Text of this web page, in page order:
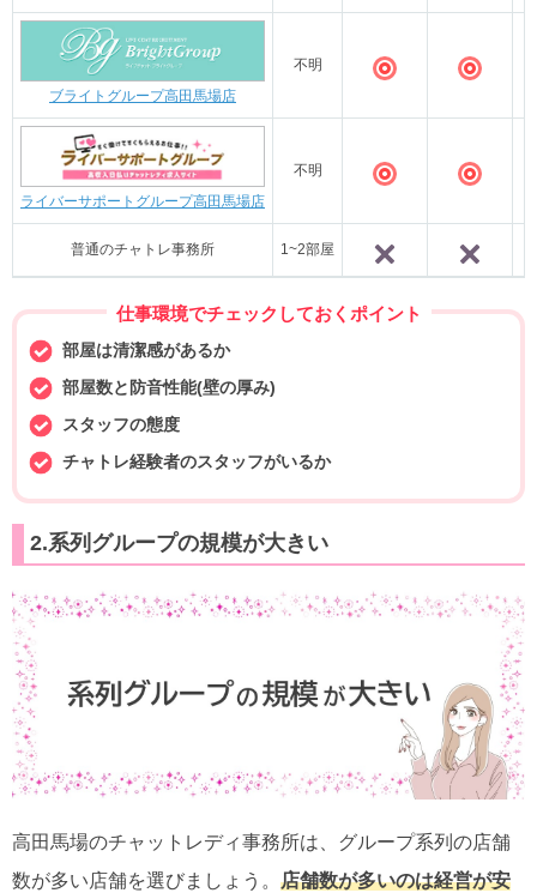
ブライトグループ高田馬場店
不明
ライバーサポートグループ高田馬場店
不明
普通のチャトレ事務所 1~2部屋
仕事環境でチェックしておくポイント
部屋は清潔感があるか
部屋数と防音性能(壁の厚み)
スタッフの態度
チャトレ経験者のスタッフがいるか
2.系列グループの規模が大きい
高田馬場のチャットレディ事務所は、グループ系列の店舗
数が多い店舗を選びましょう。 店舗数が多いのは経営が安